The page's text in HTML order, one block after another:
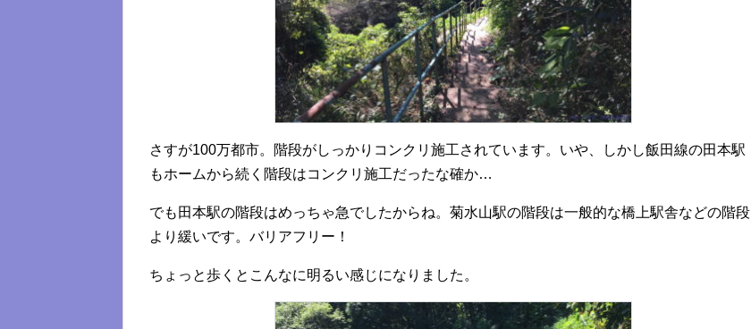
さすが100万都市。階段がしっかりコンクリ施工されています。いや、しかし飯田線の田本駅
もホームから続く階段はコンクリ施工だったな確か…
でも田本駅の階段はめっちゃ急でしたからね。菊水山駅の階段は一般的な橋上駅舎などの階段
より緩いです。バリアフリー！
ちょっと歩くとこんなに明るい感じになりました。